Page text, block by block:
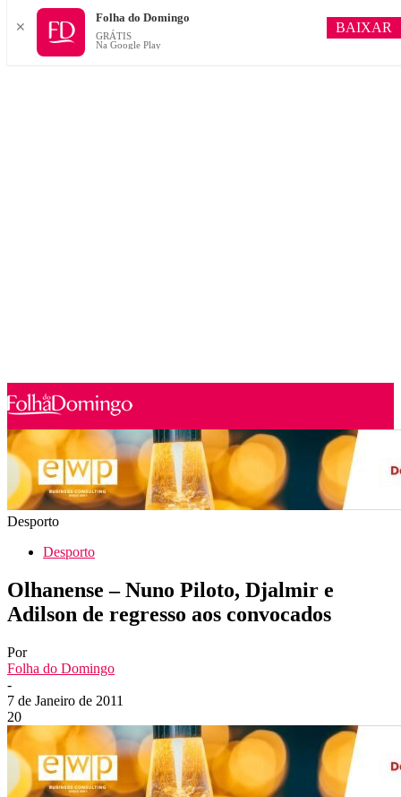
Desporto
Desporto
Olhanense – Nuno Piloto, Djalmir e
Adilson de regresso aos convocados
Por
Folha do Domingo
-
7 de Janeiro de 2011
20
✕
Folha do Domingo
GRÁTIS
Na Google Play
BAIXAR